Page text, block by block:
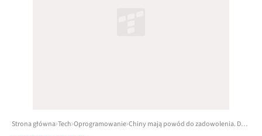
Strona główna Tech Oprogramowanie Chiny mają powód do zadowolenia. DeepSeek znowu może namieszać